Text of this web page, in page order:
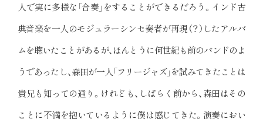
人で実に多様な「合奏」をすることができるだろう。インド古
典音楽を一人のモジュラーシンセ奏者が再現（？）したアルバ
ムを聴いたことがあるが、ほんとうに何世紀も前のバンドのよ
うであったし、森田が一人「フリージャズ」を試みてきたことは
貴兄も知っての通り。けれども、しばらく前から、森田はその
ことに不満を抱いているように僕は感じてきた。演奏におい